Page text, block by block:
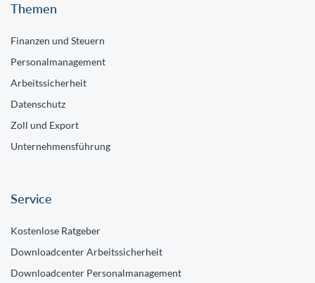
Themen
Finanzen und Steuern
Personalmanagement
Arbeitssicherheit
Datenschutz
Zoll und Export
Unternehmensführung
Service
Kostenlose Ratgeber
Downloadcenter Arbeitssicherheit
Downloadcenter Personalmanagement